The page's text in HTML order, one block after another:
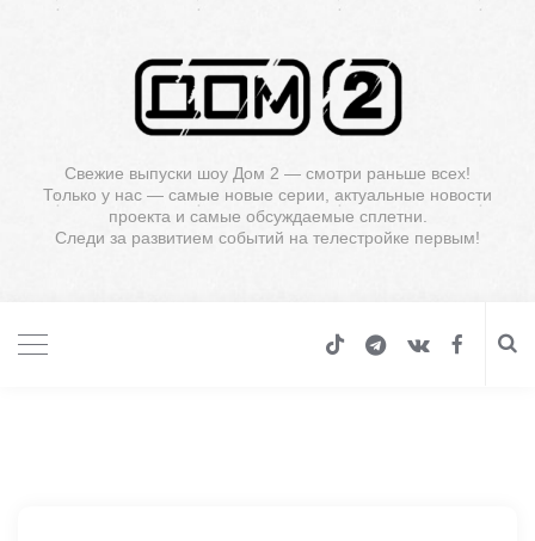
Свежие выпуски шоу Дом 2 — смотри раньше всех!
Только у нас — самые новые серии, актуальные новости
проекта и самые обсуждаемые сплетни.
Следи за развитием событий на телестройке первым!